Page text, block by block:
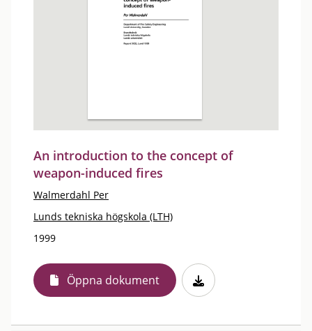
An introduction to the concept of
weapon-induced fires
Walmerdahl Per
Lunds tekniska högskola (LTH)
1999
Öppna dokument